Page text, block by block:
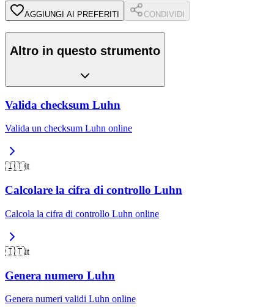
AGGIUNGI AI PREFERITI CONDIVIDI
Altro in questo strumento
Valida checksum Luhn
Valida un checksum Luhn online
🇮🇹it
Calcolare la cifra di controllo Luhn
Calcola la cifra di controllo Luhn online
🇮🇹it
Genera numero Luhn
Genera numeri validi Luhn online